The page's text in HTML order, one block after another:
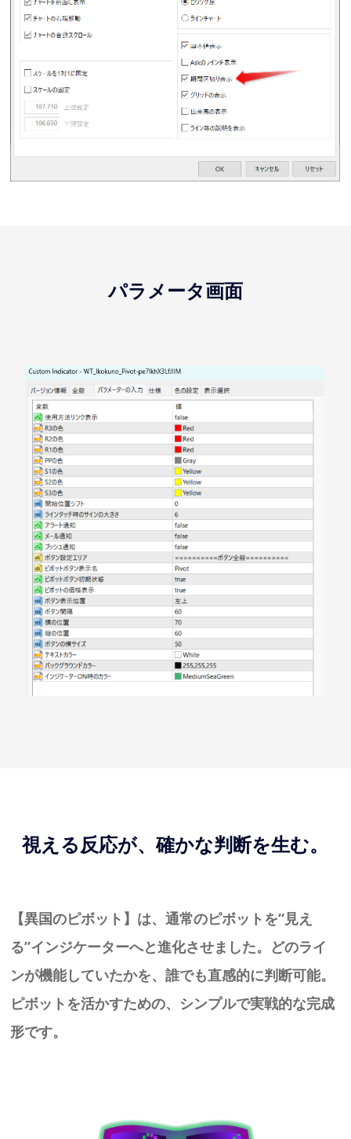
パラメータ画面
視える反応が、確かな判断を生む。
【異国のピボット】は、通常のピボットを“見え
る”インジケーターへと進化させました。どのライ
ンが機能していたかを、誰でも直感的に判断可能。
ピボットを活かすための、シンプルで実戦的な完成
形です。